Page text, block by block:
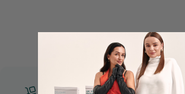
Безкоштовна доставка від 3000 UAH